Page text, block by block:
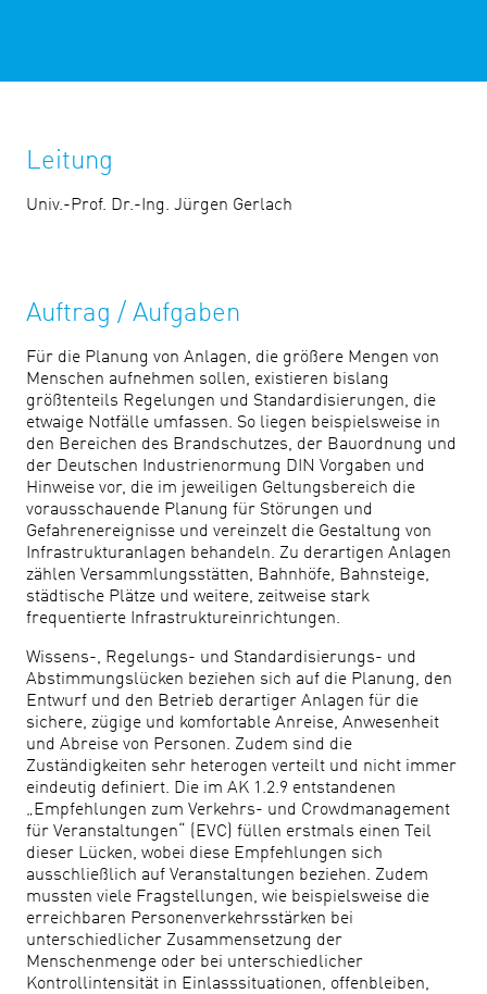
Leitung
Univ.-Prof. Dr.-Ing. Jürgen Gerlach
Auftrag / Aufgaben
Für die Planung von Anlagen, die größere Mengen von
Menschen aufnehmen sollen, existieren bislang
größtenteils Regelungen und Standardisierungen, die
etwaige Notfälle umfassen. So liegen beispielsweise in
den Bereichen des Brandschutzes, der Bauordnung und
der Deutschen Industrienormung DIN Vorgaben und
Hinweise vor, die im jeweiligen Geltungsbereich die
vorausschauende Planung für Störungen und
Gefahrenereignisse und vereinzelt die Gestaltung von
Infrastrukturanlagen behandeln. Zu derartigen Anlagen
zählen Versammlungsstätten, Bahnhöfe, Bahnsteige,
städtische Plätze und weitere, zeitweise stark
frequentierte Infrastruktureinrichtungen.
Wissens-, Regelungs- und Standardisierungs- und
Abstimmungslücken beziehen sich auf die Planung, den
Entwurf und den Betrieb derartiger Anlagen für die
sichere, zügige und komfortable Anreise, Anwesenheit
und Abreise von Personen. Zudem sind die
Zuständigkeiten sehr heterogen verteilt und nicht immer
eindeutig definiert. Die im AK 1.2.9 entstandenen
„Empfehlungen zum Verkehrs- und Crowdmanagement
für Veranstaltungen“ (EVC) füllen erstmals einen Teil
dieser Lücken, wobei diese Empfehlungen sich
ausschließlich auf Veranstaltungen beziehen. Zudem
mussten viele Fragstellungen, wie beispielsweise die
erreichbaren Personenverkehrsstärken bei
unterschiedlicher Zusammensetzung der
Menschenmenge oder bei unterschiedlicher
Kontrollintensität in Einlasssituationen, offenbleiben,